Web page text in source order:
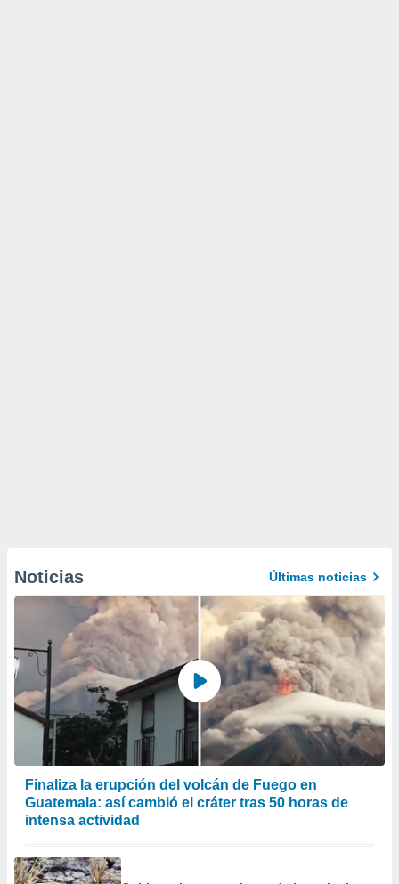
Noticias Últimas noticias
Finaliza la erupción del volcán de Fuego en
Guatemala: así cambió el cráter tras 50 horas de
intensa actividad